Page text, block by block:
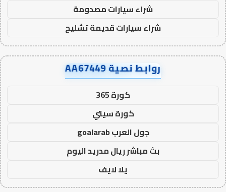
شراء سيارات مصدومة
شراء سيارات قديمة تشليح
روابط نصية AA67449
كورة 365
كورة سيتي
جول العرب goalarab
بث مباشر ريال مدريد اليوم
يلا لايف